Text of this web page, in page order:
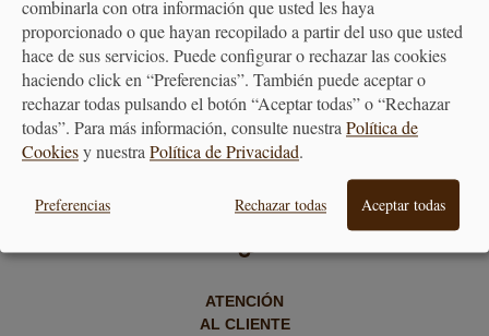
ENVÍO GRATUITO
A PARTIR DE 40€
DEVOLUCIONES
30 DÍAS
ATENCIÓN
AL CLIENTE
combinarla con otra información que usted les haya
proporcionado o que hayan recopilado a partir del uso que usted
hace de sus servicios. Puede configurar o rechazar las cookies
haciendo click en “Preferencias”. También puede aceptar o
rechazar todas pulsando el botón “Aceptar todas” o “Rechazar
todas”. Para más información, consulte nuestra Política de
Cookiesy nuestra Política de Privacidad.
Preferencias Rechazar todas Aceptar todas